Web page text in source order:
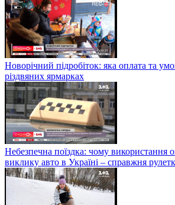
Новорічний підробіток: яка оплата та
різдвяних ярмарках
Небезпечна поїздка: чому використання
виклику авто в Україні – справжня